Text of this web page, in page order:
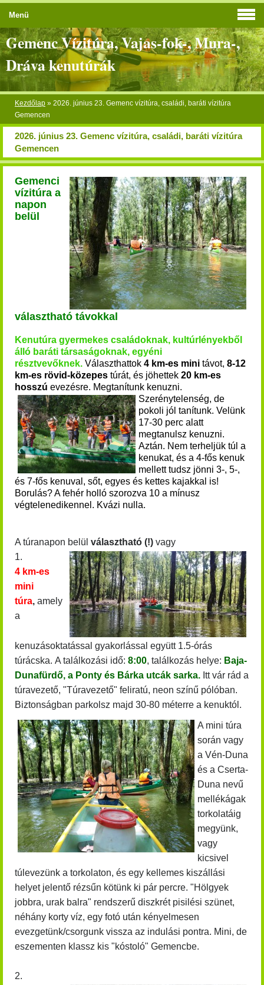
Gemenc Vízitúra, Vajas-fok-, Mura-,
Dráva kenutúrák
Kezdőlap » 2026. június 23. Gemenc vízitúra, családi, baráti vízitúra
Gemencen
2026. június 23. Gemenc vízitúra, családi, baráti vízitúra
Gemencen
Gemenci
vízitúra a
napon
belül
választható távokkal
Kenutúra gyermekes családoknak, kultúrlényekből
álló baráti társaságoknak, egyéni
résztvevőknek. Választhattok 4 km-es mini távot, 8-12
km-es rövid-közepes túrát, és jöhettek 20 km-es
hosszú evezésre. Megtanítunk kenuzni.
Szerénytelenség, de
pokoli jól tanítunk. Velünk
17-30 perc alatt
megtanulsz kenuzni.
Aztán. Nem terheljük túl a
kenukat, és a 4-fős kenuk
mellett tudsz jönni 3-, 5-,
és 7-fős kenuval, sőt, egyes és kettes kajakkal is!
Borulás? A fehér holló szorozva 10 a mínusz
végtelenedikennel. Kvázi nulla.
A túranapon belül választható (!) vagy
1.
4 km-es
mini
túra, amely
a
kenuzásoktatással gyakorlással együtt 1.5-órás
túrácska. A találkozási idő: 8:00, találkozás helye: Baja-
Dunafürdő, a Ponty és Bárka utcák sarka. Itt vár rád a
túravezető, "Túravezető" feliratú, neon színű pólóban.
Biztonságban parkolsz majd 30-80 méterre a kenuktól.
A mini túra
során vagy
a Vén-Duna
és a Cserta-
Duna nevű
mellékágak
torkolatáig
megyünk,
vagy
kicsivel
túlevezünk a torkolaton, és egy kellemes kiszállási
helyet jelentő rézsűn kötünk ki pár percre. "Hölgyek
jobbra, urak balra" rendszerű diszkrét pisilési szünet,
néhány korty víz, egy fotó után kényelmesen
evezgetünk/csorgunk vissza az indulási pontra. Mini, de
eszementen klassz kis "kóstoló" Gemencbe.
2.
Menü